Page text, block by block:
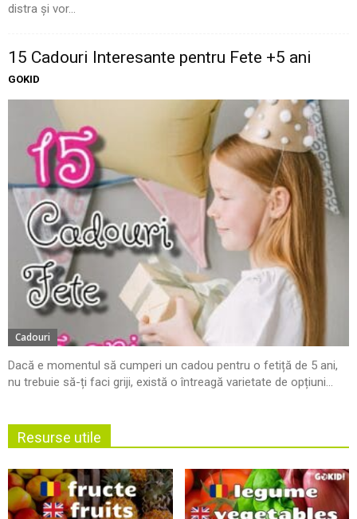
distra și vor...
15 Cadouri Interesante pentru Fete +5 ani
GOKID
Cadouri
Dacă e momentul să cumperi un cadou pentru o fetiță de 5 ani,
nu trebuie să-ți faci griji, există o întreagă varietate de opțiuni...
Resurse utile